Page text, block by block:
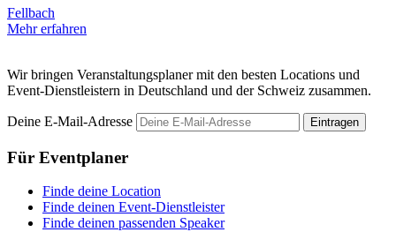
Fellbach
Mehr erfahren
Wir bringen Veranstaltungsplaner mit den besten Locations und
Event-Dienstleistern in Deutschland und der Schweiz zusammen.
Deine E-Mail-Adresse Eintragen
Für Eventplaner
Finde deine Location
Finde deinen Event-Dienstleister
Finde deinen passenden Speaker